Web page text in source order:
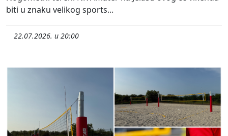
biti u znaku velikog sports...
22.07.2026. u 20:00